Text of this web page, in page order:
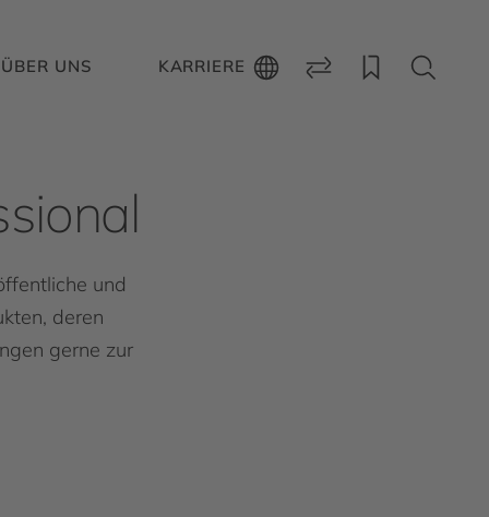
ÜBER UNS KARRIERE
und
deren
gerne zur